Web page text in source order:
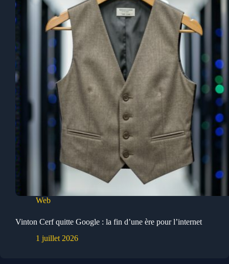
Web
Vinton Cerf quitte Google : la fin d’une ère pour l’internet
1 juillet 2026